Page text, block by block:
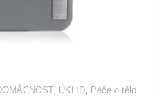
ÚKLID Péče o tělo